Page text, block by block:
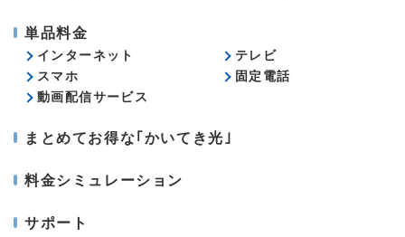
単品料金
インターネット
テレビ
スマホ
固定電話
動画配信サービス
まとめてお得な｢かいてき光｣
料金シミュレーション
サポート